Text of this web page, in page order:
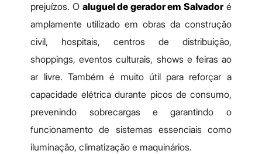
prejuízos. O aluguel de gerador em Salvadoré
amplamente utilizado em obras da construção
civil, hospitais, centros de distribuição,
shoppings, eventos culturais, shows e feiras ao
ar livre. Também é muito útil para reforçar a
capacidade elétrica durante picos de consumo,
prevenindo sobrecargas e garantindo o
funcionamento de sistemas essenciais como
iluminação, climatização e maquinários.